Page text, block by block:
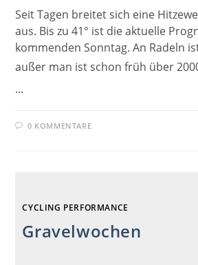
Seit Tagen breitet sich eine
aus. Bis zu 41° ist die aktuelle
kommenden Sonntag. An Radeln
außer man ist schon früh über
...
0 KOMMENTARE
CYCLING PERFORMANCE
Gravelwochen